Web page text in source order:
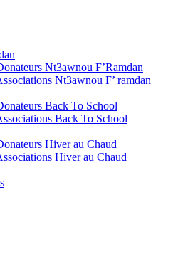
Nt3awnou F’Ramdan
Nt3awnou F’ ramdan
Back To School
Back To School
Hiver au Chaud
Hiver au Chaud